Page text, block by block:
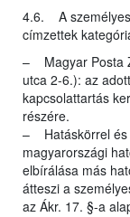
4.6. A személyes
címzettek
– Magyar Posta
utca 2-6.): az
kapcsolattartás
részére.
– Hatáskörrel és
magyarországi
elbírálása más
átteszi a
az Ákr. 17. §-a